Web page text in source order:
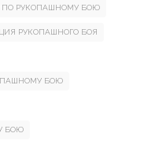
ПО РУКОПАШНОМУ БОЮ
РУКОПАШНОГО БОЯ
БОЮ
БОЮ